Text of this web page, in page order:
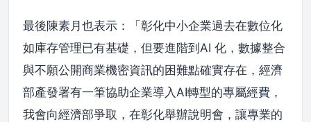
最後陳素月也表示：「彰化中小企業過去在數位化
如庫存管理已有基礎，但要進階到AI 化，數據整合
與不願公開商業機密資訊的困難點確實存在，經濟
部產發署有一筆協助企業導入AI轉型的專屬經費，
我會向經濟部爭取，在彰化舉辦說明會，讓專業的